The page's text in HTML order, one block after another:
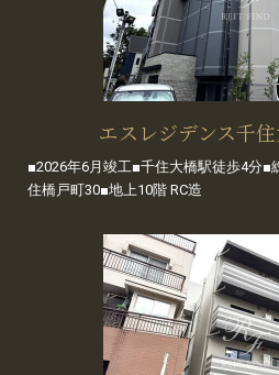
エスレジデンス千
■2026年6月竣工■千住大橋駅徒歩4分■
住橋戸町30■地上10階 RC造